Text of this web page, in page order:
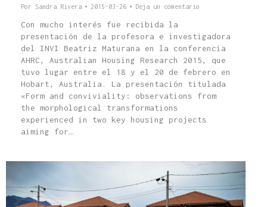
Por Sandra Rivera 2015-03-26 Deja un comentario
Con mucho interés fue recibida la
presentación de la profesora e investigadora
del INVI Beatriz Maturana en la conferencia
AHRC, Australian Housing Research 2015, que
tuvo lugar entre el 18 y el 20 de febrero en
Hobart, Australia. La presentación titulada
«Form and conviviality: observations from
the morphological transformations
experienced in two key housing projects
aiming for…